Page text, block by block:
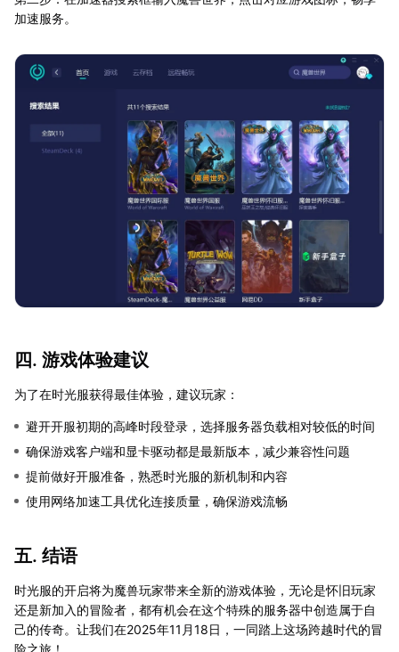
加速服务。
四. 游戏体验建议
为了在时光服获得最佳体验，建议玩家：
避开开服初期的高峰时段登录，选择服务器负载相对较低的时间
确保游戏客户端和显卡驱动都是最新版本，减少兼容性问题
提前做好开服准备，熟悉时光服的新机制和内容
使用网络加速工具优化连接质量，确保游戏流畅
五. 结语
时光服的开启将为魔兽玩家带来全新的游戏体验，无论是怀旧玩家
还是新加入的冒险者，都有机会在这个特殊的服务器中创造属于自
己的传奇。让我们在2025年11月18日，一同踏上这场跨越时代的冒